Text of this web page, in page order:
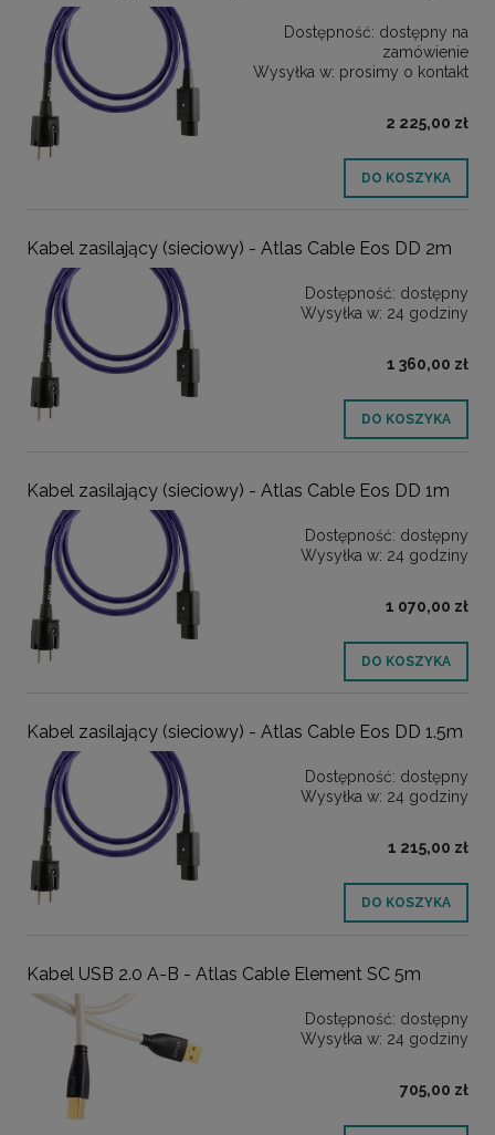
Dostępność: dostępny na
zamówienie
Wysyłka w: prosimy o kontakt
2 225,00 zł
DO KOSZYKA
Kabel zasilający (sieciowy) - Atlas Cable Eos DD 2m
Dostępność: dostępny
Wysyłka w: 24 godziny
1 360,00 zł
DO KOSZYKA
Kabel zasilający (sieciowy) - Atlas Cable Eos DD 1m
Dostępność: dostępny
Wysyłka w: 24 godziny
1 070,00 zł
DO KOSZYKA
Kabel zasilający (sieciowy) - Atlas Cable Eos DD 1.5m
Dostępność: dostępny
Wysyłka w: 24 godziny
1 215,00 zł
DO KOSZYKA
Kabel USB 2.0 A-B - Atlas Cable Element SC 5m
Dostępność: dostępny
Wysyłka w: 24 godziny
705,00 zł